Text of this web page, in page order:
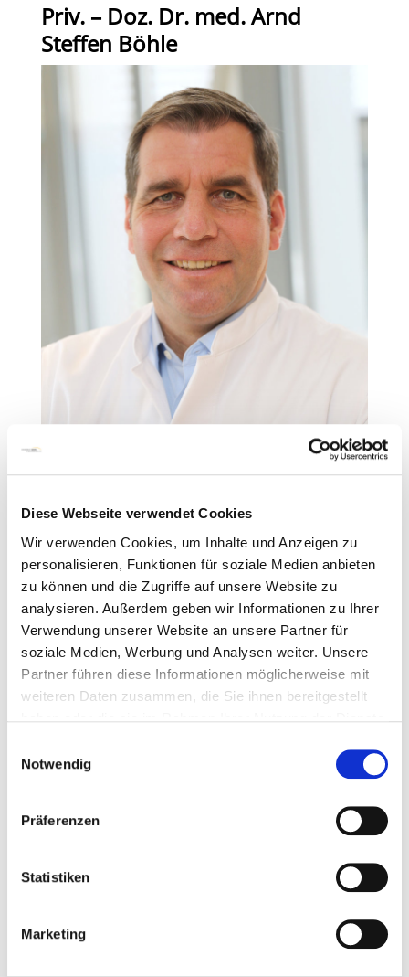
Diese Webseite verwendet Cookies
Wir verwenden Cookies, um Inhalte und Anzeigen zu
personalisieren, Funktionen für soziale Medien anbieten
zu können und die Zugriffe auf unsere Website zu
analysieren. Außerdem geben wir Informationen zu Ihrer
Verwendung unserer Website an unsere Partner für
soziale Medien, Werbung und Analysen weiter. Unsere
Partner führen diese Informationen möglicherweise mit
weiteren Daten zusammen, die Sie ihnen bereitgestellt
Notwendig
Präferenzen
Statistiken
Marketing
Priv. – Doz. Dr. med. Arnd
Steffen Böhle
Chefarzt
Facharzt für Allgemeine Chirurgie,
Facharzt für Viszeralchirurgie und spezielle
Viszeralchirurgie,
Facharzt für Thoraxchirurgie
Rieke Harsleben